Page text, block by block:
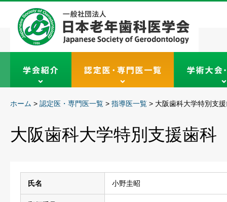
ホーム > 認定医・専門医一覧 > 指導医一覧 > 大阪歯科大学特別支
大阪歯科大学特別支援歯科
氏名 小野圭昭